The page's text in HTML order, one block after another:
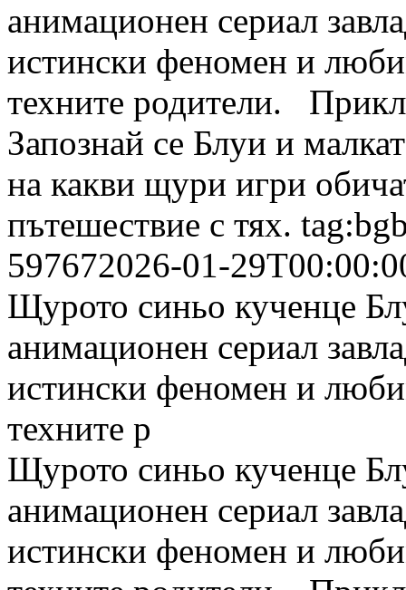
анимационен сериал
истински феномен и
техните родители.
Запознай се Блуи и
на какви щури игри
пътешествие с тях.
597672026-01-
Щурото синьо кученце
анимационен сериал
истински феномен и
техните р
Щурото синьо кученце
анимационен сериал
истински феномен и